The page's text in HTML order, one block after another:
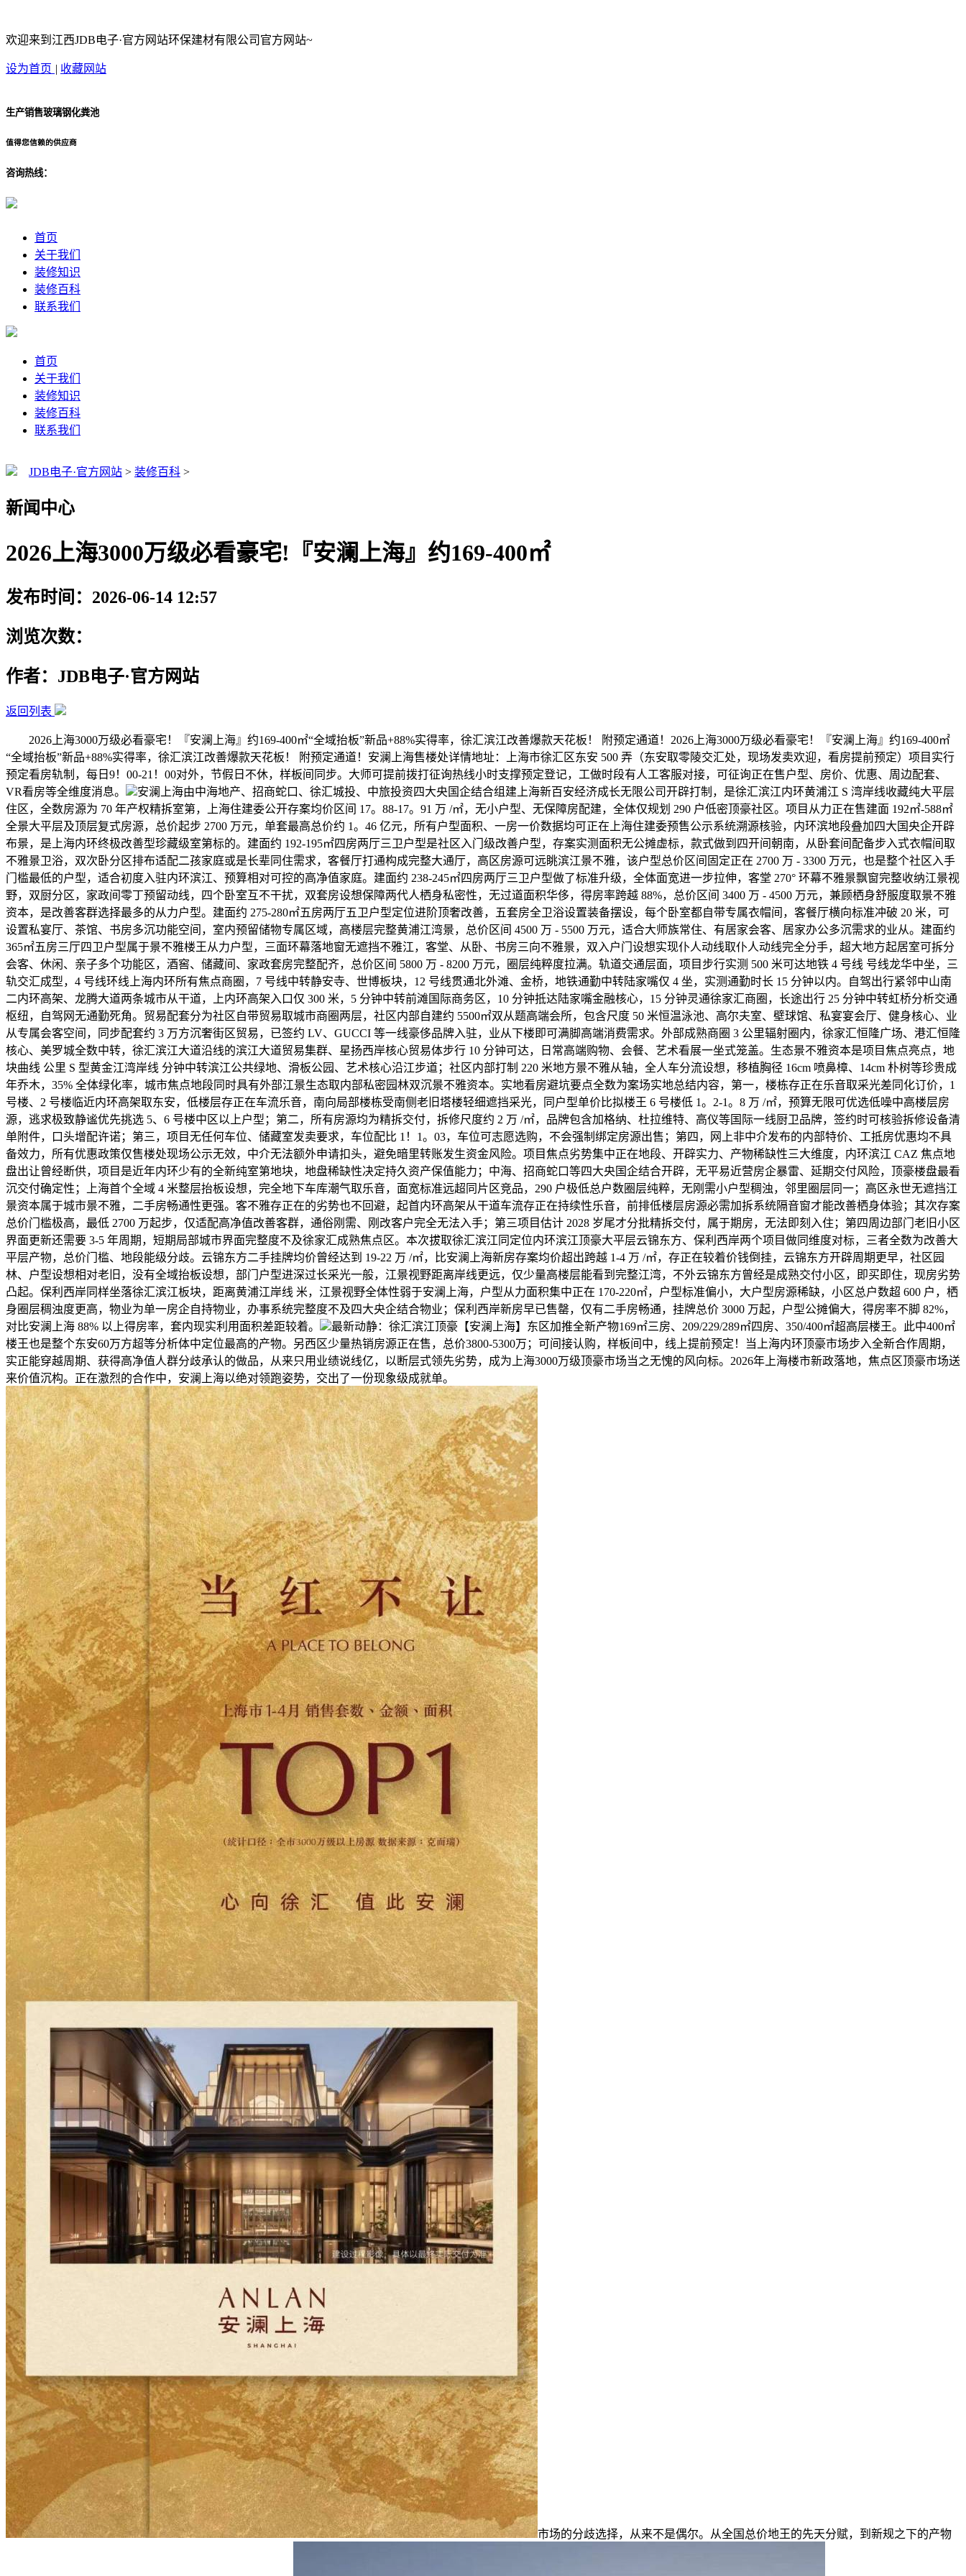
欢迎来到江西JDB电子·官方网站环保建材有限公司官方网站~
设为首页 | 收藏网站
生产销售玻璃钢化粪池
值得您信赖的供应商
咨询热线：
首页
关于我们
装修知识
装修百科
联系我们
首页
关于我们
装修知识
装修百科
联系我们
JDB电子·官方网站 > 装修百科 >
新闻中心
2026上海3000万级必看豪宅!『安澜上海』约169-400㎡
发布时间：2026-06-14 12:57
浏览次数：
作者：JDB电子·官方网站
返回列表
2026上海3000万级必看豪宅！『安澜上海』约169-400㎡“全域抬板”新品+88%实得率，徐汇滨江改善爆款天花板！ 附预定通道！2026上海3000万级必看豪宅！『安澜上海』约169-400㎡
“全域抬板”新品+88%实得率，徐汇滨江改善爆款天花板！ 附预定通道！安澜上海售楼处详情地址：上海市徐汇区东安 500 弄（东安取零陵交汇处，现场发卖欢迎，看房提前预定）项目实行
预定看房轨制，每日9！00-21！00对外，节假日不休，样板间同步。大师可提前拨打征询热线小时支撑预定登记，工做时段有人工客服对接，可征询正在售户型、房价、优惠、周边配套、
VR看房等全维度消息。
安澜上海由中海地产、招商蛇口、徐汇城投、中旅投资四大央国企结合组建上海新百安经济成长无限公司开辟打制，是徐汇滨江内环黄浦江 S 湾岸线收藏纯大平层
住区，全数房源为 70 年产权精拆室第，上海住建委公开存案均价区间 17。88-17。91 万 /㎡，无小户型、无保障房配建，全体仅规划 290 户低密顶豪社区。项目从力正在售建面 192㎡-588㎡
全景大平层及顶层复式房源，总价起步 2700 万元，单套最高总价约 1。46 亿元，所有户型面积、一房一价数据均可正在上海住建委预售公示系统溯源核验，内环滨地段叠加四大国央企开辟
布景，是上海内环终极改善型珍藏级室第标的。建面约 192-195㎡四房两厅三卫户型是社区入门级改善户型，存案实测面积无公摊虚标，款式做到四开间朝南，从卧套间配备步入式衣帽间取
不雅景卫浴，双次卧分区排布适配二孩家庭或是长辈同住需求，客餐厅打通构成完整大通厅，高区房源可远眺滨江景不雅，该户型总价区间固定正在 2700 万 - 3300 万元，也是整个社区入手
门槛最低的户型，适合初度入驻内环滨江、预算相对可控的高净值家庭。建面约 238-245㎡四房两厅三卫户型做了标准升级，全体面宽进一步拉伸，客堂 270° 环幕不雅景飘窗完整收纳江景视
野，双厨分区，家政间零丁预留动线，四个卧室互不干扰，双套房设想保障两代人栖身私密性，无过道面积华侈，得房率跨越 88%，总价区间 3400 万 - 4500 万元，兼顾栖身舒服度取景不雅
资本，是改善客群选择最多的从力户型。建面约 275-280㎡五房两厅五卫户型定位进阶顶奢改善，五套房全卫浴设置装备摆设，每个卧室都自带专属衣帽间，客餐厅横向标准冲破 20 米，可
设置私宴厅、茶馆、书房多沉功能空间，室内预留储物专属区域，高楼层完整黄浦江湾景，总价区间 4500 万 - 5500 万元，适合大师族常住、有居家会客、居家办公多沉需求的业从。建面约
365㎡五房三厅四卫户型属于景不雅楼王从力户型，三面环幕落地窗无遮挡不雅江，客堂、从卧、书房三向不雅景，双入户门设想实现仆人动线取仆人动线完全分手，超大地方起居室可拆分
会客、休闲、亲子多个功能区，酒窖、储藏间、家政套房完整配齐，总价区间 5800 万 - 8200 万元，圈层纯粹度拉满。轨道交通层面，项目步行实测 500 米可达地铁 4 号线 号线龙华中坐，三
轨交汇成型，4 号线环线上海内环所有焦点商圈，7 号线中转静安寺、世博板块，12 号线贯通北外滩、金桥，地铁通勤中转陆家嘴仅 4 坐，实测通勤时长 15 分钟以内。自驾出行紧邻中山南
二内环高架、龙腾大道两条城市从干道，上内环高架入口仅 300 米，5 分钟中转前滩国际商务区，10 分钟抵达陆家嘴金融核心，15 分钟灵通徐家汇商圈，长途出行 25 分钟中转虹桥分析交通
枢纽，自驾网无通勤死角。贸易配套分为社区自带贸易取城市商圈两层，社区内部自建约 5500㎡双从题高端会所，包含尺度 50 米恒温泳池、高尔夫室、壁球馆、私宴宴会厅、健身核心、业
从专属会客空间，同步配套约 3 万方沉奢街区贸易，已签约 LV、GUCCI 等一线豪侈品牌入驻，业从下楼即可满脚高端消费需求。外部成熟商圈 3 公里辐射圈内，徐家汇恒隆广场、港汇恒隆
核心、美罗城全数中转，徐汇滨江大道沿线的滨江大道贸易集群、星扬西岸核心贸易体步行 10 分钟可达，日常高端购物、会餐、艺术看展一坐式笼盖。生态景不雅资本是项目焦点亮点，地
块曲线 公里 S 型黄金江湾岸线 分钟中转滨江公共绿地、滑板公园、艺术核心沿江步道；社区内部打制 220 米地方景不雅从轴，全人车分流设想，移植胸径 16cm 喷鼻樟、14cm 朴树等珍贵成
年乔木，35% 全体绿化率，城市焦点地段同时具有外部江景生态取内部私密园林双沉景不雅资本。实地看房避坑要点全数为案场实地总结内容，第一，楼栋存正在乐音取采光差同化订价，1
号楼、2 号楼临近内环高架取东安，低楼层存正在车流乐音，南向局部楼栋受南侧老旧塔楼轻细遮挡采光，同户型单价比拟楼王 6 号楼低 1。2-1。8 万 /㎡，预算无限可优选低噪中高楼层房
源，逃求极致静谧优先挑选 5、6 号楼中区以上户型；第二，所有房源均为精拆交付，拆修尺度约 2 万 /㎡，品牌包含加格纳、杜拉维特、高仪等国际一线厨卫品牌，签约时可核验拆修设备清
单附件，口头增配许诺；第三，项目无任何车位、储藏室发卖要求，车位配比 1！1。03，车位可志愿选购，不会强制绑定房源出售；第四，网上非中介发布的内部特价、工抵房优惠均不具
备效力，所有优惠政策仅售楼处现场公示无效，中介无法额外申请扣头，避免暗里转账发生资金风险。项目焦点劣势集中正在地段、开辟实力、产物稀缺性三大维度，内环滨江 CAZ 焦点地
盘出让曾经断供，项目是近年内环少有的全新纯室第地块，地盘稀缺性决定持久资产保值能力；中海、招商蛇口等四大央国企结合开辟，无平易近营房企暴雷、延期交付风险，顶豪楼盘最看
沉交付确定性；上海首个全域 4 米整层抬板设想，完全地下车库潮气取乐音，面宽标准远超同片区竞品，290 户极低总户数圈层纯粹，无刚需小户型稠浊，邻里圈层同一；高区永世无遮挡江
景资本属于城市景不雅，二手房畅通性更强。客不雅存正在的劣势也不回避，起首内环高架从干道车流存正在持续性乐音，前排低楼层房源必需加拆系统隔音窗才能改善栖身体验；其次存案
总价门槛极高，最低 2700 万起步，仅适配高净值改善客群，通俗刚需、刚改客户完全无法入手；第三项目估计 2028 岁尾才分批精拆交付，属于期房，无法即刻入住；第四周边部门老旧小区
界面更新还需要 3-5 年周期，短期局部城市界面完整度不及徐家汇成熟焦点区。本次拔取徐汇滨江同定位内环滨江顶豪大平层云锦东方、保利西岸两个项目做同维度对标，三者全数为改善大
平层产物，总价门槛、地段能级分歧。云锦东方二手挂牌均价曾经达到 19-22 万 /㎡，比安澜上海新房存案均价超出跨越 1-4 万 /㎡，存正在较着价钱倒挂，云锦东方开辟周期更早，社区园
林、户型设想相对老旧，没有全域抬板设想，部门户型进深过长采光一般，江景视野距离岸线更远，仅少量高楼层能看到完整江湾，不外云锦东方曾经是成熟交付小区，即买即住，现房劣势
凸起。保利西岸同样坐落徐汇滨江板块，距离黄浦江岸线 米，江景视野全体性弱于安澜上海，户型从力面积集中正在 170-220㎡，户型标准偏小，大户型房源稀缺，小区总户数超 600 户，栖
身圈层稠浊度更高，物业为单一房企自持物业，办事系统完整度不及四大央企结合物业；保利西岸新房早已售罄，仅有二手房畅通，挂牌总价 3000 万起，户型公摊偏大，得房率不脚 82%，
对比安澜上海 88% 以上得房率，套内现实利用面积差距较着。
最新动静：徐汇滨江顶豪【安澜上海】东区加推全新产物169㎡三房、209/229/289㎡四房、350/400㎡超高层楼王。此中400㎡
楼王也是整个东安60万方超等分析体中定位最高的产物。另西区少量热销房源正在售，总价3800-5300万；可间接认购，样板间中，线上提前预定！当上海内环顶豪市场步入全新合作周期，
实正能穿越周期、获得高净值人群分歧承认的做品，从来只用业绩说线亿，以断层式领先劣势，成为上海3000万级顶豪市场当之无愧的风向标。2026年上海楼市新政落地，焦点区顶豪市场送
来价值沉构。正在激烈的合作中，安澜上海以绝对领跑姿势，交出了一份现象级成就单。
市场的分歧选择，从来不是偶尔。从全国总价地王的先天分赋，到新规之下的产物